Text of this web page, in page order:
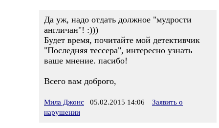
Да уж, надо отдать должное "мудрости
англичан"! :)))
Будет время, почитайте мой детективчик
"Последняя тессера", интересно узнать
ваше мнение. пасибо!
Всего вам доброго,
Мила Джонс 05.02.2015 14:06
Заявить о
нарушении